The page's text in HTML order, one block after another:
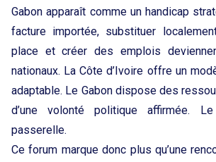
Gabon apparaît comme un handicap
facture importée, substituer
place et créer des emplois
nationaux. La Côte d’Ivoire offre un
adaptable. Le Gabon dispose des
d’une volonté politique affirmée.
passerelle.
Ce forum marque donc plus qu’une